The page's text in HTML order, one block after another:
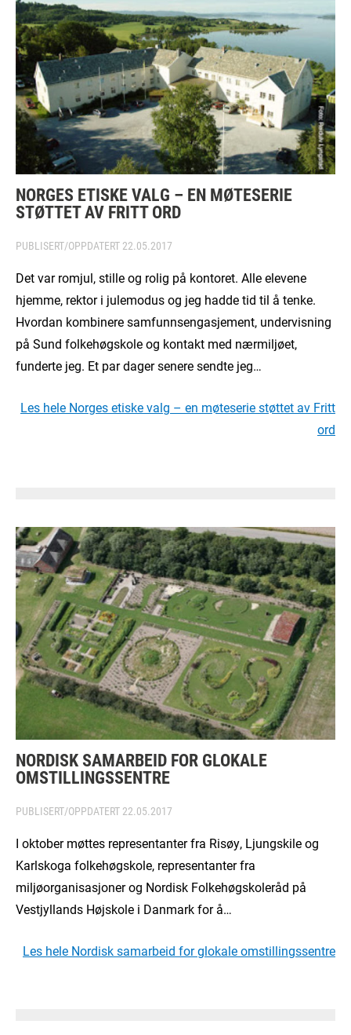
NORGES ETISKE VALG – EN MØTESERIE
STØTTET AV FRITT ORD
PUBLISERT/OPPDATERT 22.05.2017
Det var romjul, stille og rolig på kontoret. Alle elevene
hjemme, rektor i julemodus og jeg hadde tid til å tenke.
Hvordan kombinere samfunnsengasjement, undervisning
på Sund folkehøgskole og kontakt med nærmiljøet,
funderte jeg. Et par dager senere sendte jeg…
Les hele Norges etiske valg – en møteserie støttet av Fritt
ord
NORDISK SAMARBEID FOR GLOKALE
OMSTILLINGSSENTRE
PUBLISERT/OPPDATERT 22.05.2017
I oktober møttes representanter fra Risøy, Ljungskile og
Karlskoga folkehøgskole, representanter fra
miljøorganisasjoner og Nordisk Folkehøgskoleråd på
Vestjyllands Højskole i Danmark for å…
Les hele Nordisk samarbeid for glokale omstillingssentre